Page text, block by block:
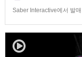
Saber Interactive에서 발
을 운영하는 드라이버가